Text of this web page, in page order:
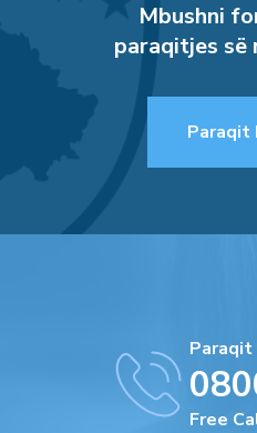
Mbushni
paraqitjes
Paraqit
Paraqit
Free